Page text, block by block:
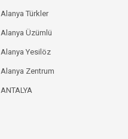
Alanya Türkler
Alanya Üzümlü
Alanya Yesilöz
Alanya Zentrum
ANTALYA